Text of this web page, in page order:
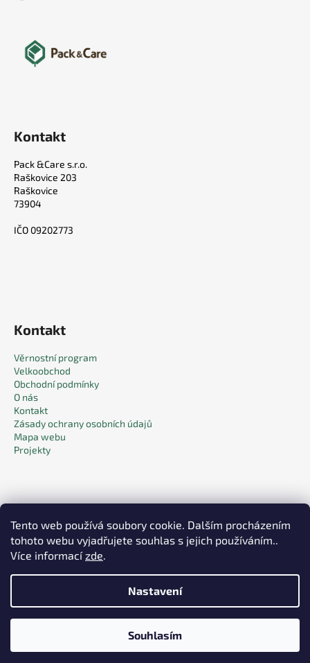
Tento web používá soubory cookie. Dalším procházením
tohoto webu vyjadřujete souhlas s jejich používáním..
Více informacízde.
Nastavení
Souhlasím
Kontakt
Pack &Care s.r.o.
Raškovice 203
Raškovice
73904
IČO 09202773
Kontakt
Věrnostní program
Velkoobchod
Obchodní podmínky
O nás
Kontakt
Zásady ochrany osobních údajů
Mapa webu
Projekty
Facebook
Pack & Care. Všechna práva vyhrazena.